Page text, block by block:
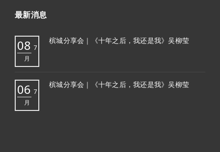
最新消息
08 7
月
槟城分享会｜《十年之后，我还是我》吴柳莹
06 7
月
槟城分享会｜《十年之后，我还是我》吴柳莹